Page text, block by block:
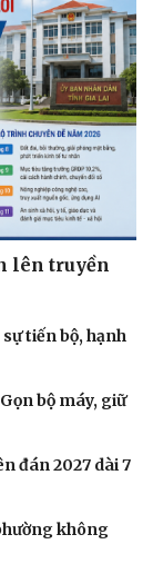
lên truyền
tiến bộ, hạnh
bộ máy, giữ
đán 2027 dài 7
không